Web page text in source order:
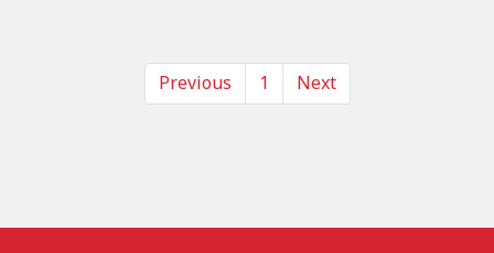
Previous 1 Next